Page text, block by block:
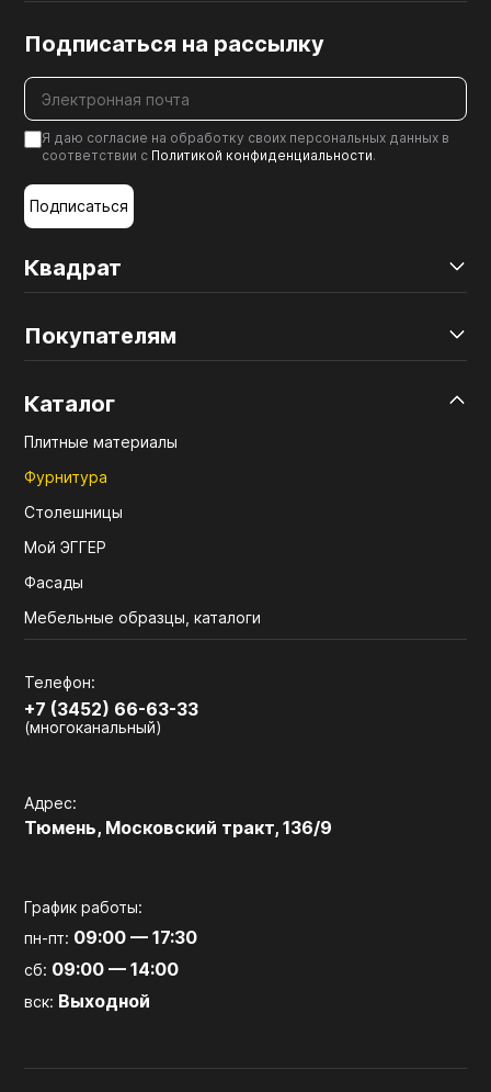
Квадрат
Покупателям
Каталог
Плитные материалы
Фурнитура
Столешницы
Мой ЭГГЕР
Фасады
Мебельные образцы, каталоги
Телефон:
+7 (3452) 66-63-33
(многоканальный)
Адрес:
Тюмень, Московский тракт, 136/9
График работы:
пн-пт: 09:00 — 17:30
сб: 09:00 — 14:00
вск: Выходной
Подписаться на рассылку
Я даю согласие на обработку своих персональных данных в
соответствии с Политикой конфиденциальности.
Подписаться